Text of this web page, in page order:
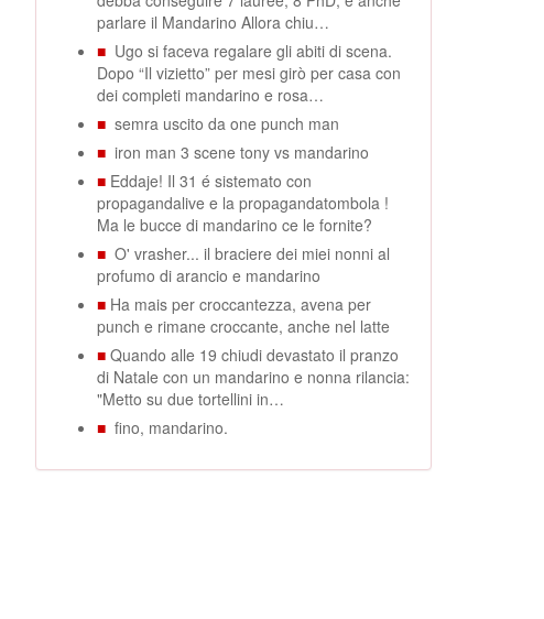
parlare il Mandarino Allora chiu…
■ Ugo si faceva regalare gli abiti di scena.
Dopo “Il vizietto” per mesi girò per casa con
dei completi mandarino e rosa…
■ semra uscito da one punch man
■ iron man 3 scene tony vs mandarino
■ Eddaje! Il 31 é sistemato con
propagandalive e la propagandatombola !
Ma le bucce di mandarino ce le fornite?
■ O' vrasher... il braciere dei miei nonni al
profumo di arancio e mandarino
■ Ha mais per croccantezza, avena per
punch e rimane croccante, anche nel latte
■ Quando alle 19 chiudi devastato il pranzo
di Natale con un mandarino e nonna rilancia:
"Metto su due tortellini in…
■ fino, mandarino.